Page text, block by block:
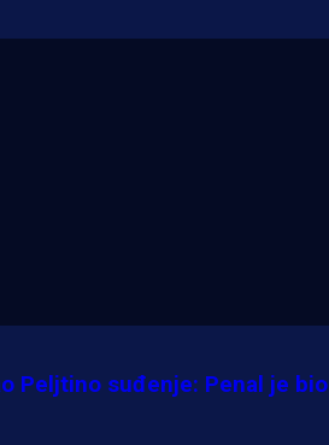
bivšeg Zmaja:
gol Kenana Kodre
Peljtino suđenje: Penal je bio